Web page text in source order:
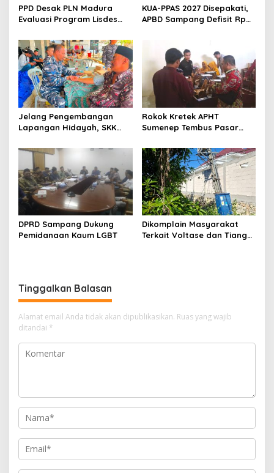
PPD Desak PLN Madura
Evaluasi Program Lisdes
KUA-PPAS 2027 Disepakati,
APBD Sampang Defisit Rp
Jelang Pengembangan
Lapangan Hidayah, SKK
Perkuat Sinergi dengan
Nelayan Sampang
Rokok Kretek APHT
Sumenep Tembus Pasar
DPRD Sampang Dukung
Pemidanaan Kaum LGBT
Dikomplain Masyarakat
Terkait Voltase dan Tiang
Tinggalkan Balasan
Alamat email Anda tidak akan dipublikasikan. Ruas yang wajib
ditandai *